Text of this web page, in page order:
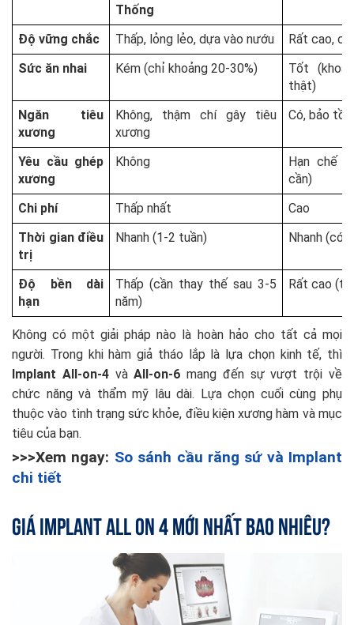
Thống
Độ vững chắc
Thấp, lỏng lẻo, dựa vào nướu
Rất cao,
Sức ăn nhai
Kém (chỉ khoảng 20-30%)
Tốt
thật)
Ngăn tiêu
xương
Không, thậm chí gây tiêu
xương
Có, bảo
Yêu cầu ghép
xương
Không
Hạn chế
cần)
Chi phí
Thấp nhất
Cao
Thời gian điều
trị
Nhanh (1-2 tuần) Nhanh (có
Độ bền dài
hạn
Thấp (cần thay thế sau 3-5
năm)
Rất cao
Không có một giải pháp nào là hoàn hảo cho tất cả mọi
người. Trong khi hàm giả tháo lắp là lựa chọn kinh tế, thì
Implant All-on-4vàAll-on-6 mang đến sự vượt trội về
chức năng và thẩm mỹ lâu dài. Lựa chọn cuối cùng phụ
thuộc vào tình trạng sức khỏe, điều kiện xương hàm và mục
tiêu của bạn.
>>>Xem ngay: So sánh cầu răng sứ và Implant
chi tiết
Giá Implant All On 4 mới nhất bao nhiêu?